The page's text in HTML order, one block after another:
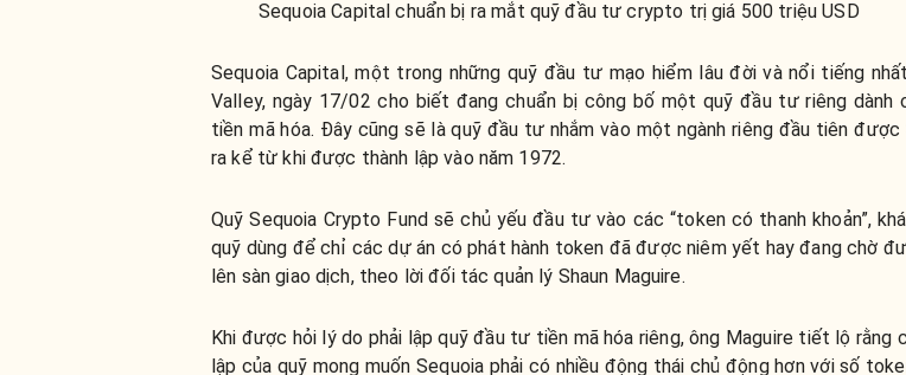
Sequoia Capital chuẩn bị ra mắt quỹ đầu tư crypto trị giá 500 triệu USD
Sequoia Capital, một trong những quỹ đầu tư mạo hiểm lâu đời và nổi tiếng
Valley, ngày 17/02 cho biết đang chuẩn bị công bố một quỹ đầu tư riêng dành
tiền mã hóa. Đây cũng sẽ là quỹ đầu tư nhắm vào một ngành riêng đầu tiên được
ra kể từ khi được thành lập vào năm 1972.
Quỹ Sequoia Crypto Fund sẽ chủ yếu đầu tư vào các “token có thanh khoản”,
quỹ dùng để chỉ các dự án có phát hành token đã được niêm yết hay đang chờ
lên sàn giao dịch, theo lời đối tác quản lý Shaun Maguire.
Khi được hỏi lý do phải lập quỹ đầu tư tiền mã hóa riêng, ông Maguire tiết lộ rằng
lập của quỹ mong muốn Sequoia phải có nhiều động thái chủ động hơn với số